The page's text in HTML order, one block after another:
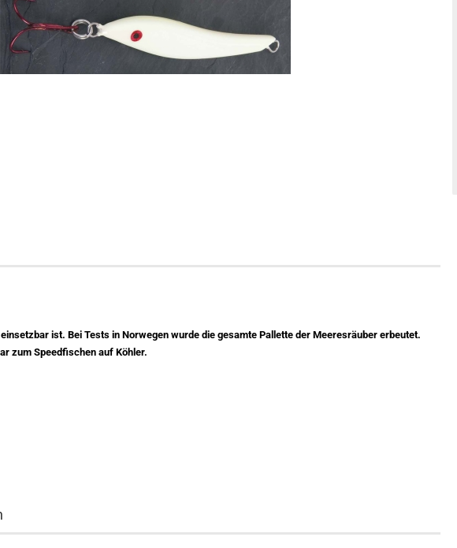
ist. Bei Tests in Norwegen wurde die gesamte Pallette der Meeresräuber erbeutet.
zum Speedfischen auf Köhler.